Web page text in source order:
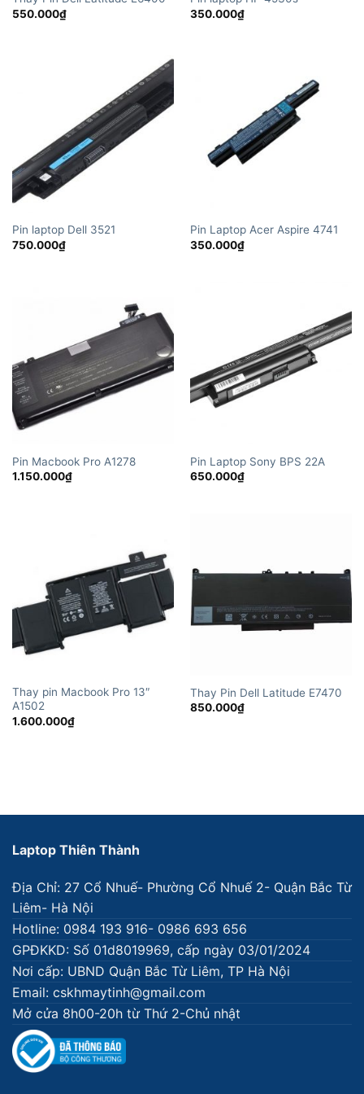
550.000₫
350.000₫
Pin laptop Dell 3521
750.000₫
Pin Laptop Acer Aspire 4741
350.000₫
Pin Macbook Pro A1278
1.150.000₫
Pin Laptop Sony BPS 22A
650.000₫
Thay pin Macbook Pro 13″
A1502
1.600.000₫
Thay Pin Dell Latitude E7470
850.000₫
Laptop Thiên Thành
Địa Chỉ: 27 Cổ Nhuế- Phường Cổ Nhuế 2- Quận Bắc Từ
Liêm- Hà Nội
Hotline: 0984 193 916- 0986 693 656
GPĐKKD: Số 01d8019969, cấp ngày 03/01/2024
Nơi cấp: UBND Quận Bắc Từ Liêm, TP Hà Nội
Email: cskhmaytinh@gmail.com
Mở cửa 8h00-20h từ Thứ 2-Chủ nhật